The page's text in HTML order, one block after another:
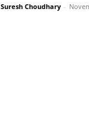
Suresh Choudhary -